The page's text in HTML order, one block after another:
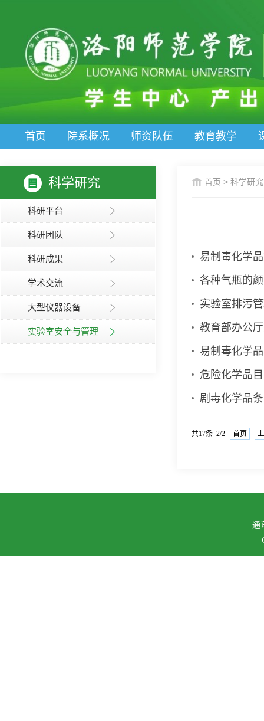
首页 院系概况 师资队伍 教育教学
科学研究
科研平台
科研团队
科研成果
学术交流
大型仪器设备
实验室安全与管理
首页 > 科学研究
易制毒化学
各种气瓶的
实验室排污
教育部办公
易制毒化学
危险化学品
剧毒化学品
共17条 2/2 首页
通